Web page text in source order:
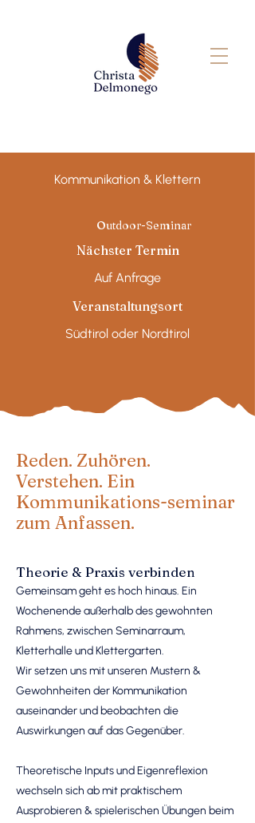
Kommunikation & Klettern
Outdoor-Seminar
Nächster Termin
Auf Anfrage
Veranstaltungsort
Südtirol oder Nordtirol
Reden. Zuhören.
Verstehen. Ein
Kommunikations-seminar
zum Anfassen.
Theorie & Praxis verbinden
Gemeinsam geht es hoch hinaus. Ein
Wochenende außerhalb des gewohnten
Rahmens, zwischen Seminarraum,
Kletterhalle und Klettergarten.
Wir setzen uns mit unseren Mustern &
Gewohnheiten der Kommunikation
auseinander und beobachten die
Auswirkungen auf das Gegenüber.
Theoretische Inputs und Eigenreflexion
wechseln sich ab mit praktischem
Ausprobieren & spielerischen Übungen beim